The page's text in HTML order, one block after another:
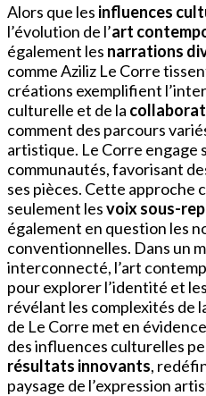
Alors que les influences
l’évolution de l’art
également les narrations
comme Aziliz Le Corre
créations exemplifient
culturelle et de la
comment des parcours
artistique. Le Corre
communautés, favorisant
ses pièces. Cette approche
seulement lesvoix sous-
également en question les
conventionnelles. Dans un
interconnecté, l’art
pour explorer l’identité et
révélant les complexités de
de Le Corre met en
des influences culturelles
résultats innovants,
paysage de l’expression